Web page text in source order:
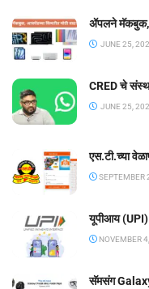
ॲपलने मॅकबुक,
JUNE 25,
CRED चे
JUNE 25,
एस.टी.च्या
SEPTEMBER
यूपीआय (UPI)
NOVEMBER
सॅमसंग